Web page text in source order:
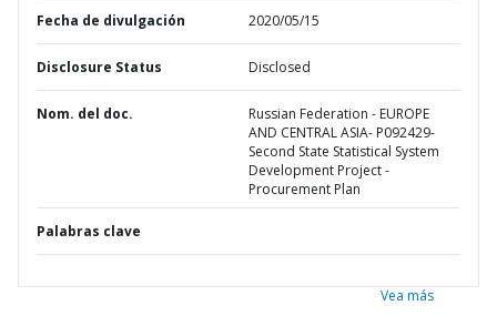
Fecha de divulgación 2020/05/15
Disclosure Status Disclosed
Nom. del doc.
Russian Federation - EUROPE
AND CENTRAL ASIA- P092429-
Second State Statistical System
Development Project -
Procurement Plan
Palabras clave
Vea más